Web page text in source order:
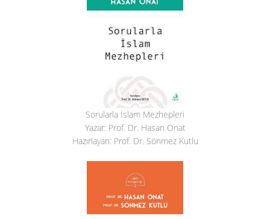
Sorularla İslam Mezhepleri
Yazar: Prof. Dr. Hasan Onat
Hazırlayan: Prof. Dr. Sönmez Kutlu